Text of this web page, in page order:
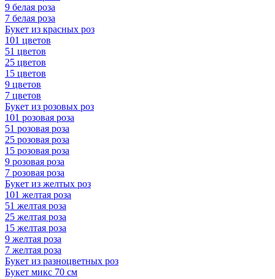
9 белая роза
7 белая роза
Букет из красных роз
101 цветов
51 цветов
25 цветов
15 цветов
9 цветов
7 цветов
Букет из розовых роз
101 розовая роза
51 розовая роза
25 розовая роза
15 розовая роза
9 розовая роза
7 розовая роза
Букет из желтых роз
101 желтая роза
51 желтая роза
25 желтая роза
15 желтая роза
9 желтая роза
7 желтая роза
Букет из разноцветных роз
Букет микс 70 см